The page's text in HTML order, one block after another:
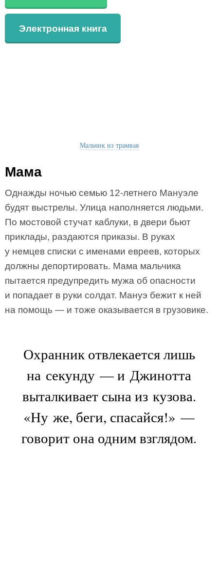
Электронная книга
Мальчик из трамвая
Мама
Однажды ночью семью 12-летнего Мануэле
будят выстрелы. Улица наполняется людьми.
По мостовой стучат каблуки, в двери бьют
приклады, раздаются приказы. В руках
у немцев списки с именами евреев, которых
должны депортировать. Мама мальчика
пытается предупредить мужа об опасности
и попадает в руки солдат. Мануэ бежит к ней
на помощь — и тоже оказывается в грузовике.
Охранник отвлекается лишь
на секунду — и Джинотта
выталкивает сына из кузова.
«Ну же, беги, спасайся!» —
говорит она одним взглядом.